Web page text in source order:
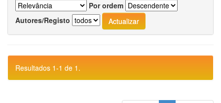
Por ordem
Autores/Registo
Resultados 1-1 de 1.